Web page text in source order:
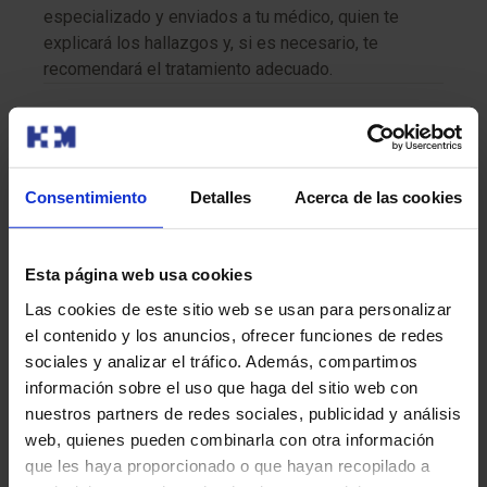
Consentimiento Detalles Acerca de las cookies
Esta página web usa cookies
Las cookies de este sitio web se usan para personalizar
el contenido y los anuncios, ofrecer funciones de redes
sociales y analizar el tráfico. Además, compartimos
información sobre el uso que haga del sitio web con
nuestros partners de redes sociales, publicidad y análisis
web, quienes pueden combinarla con otra información
que les haya proporcionado o que hayan recopilado a
especializado y enviados a tu médico, quien te
explicará los hallazgos y, si es necesario, te
recomendará el tratamiento adecuado.
Recomendaciones para la prueba
Si tienes diabetes, es importante que informes a tu
del examen. Durante el procedimiento, debes
imágenes sean precisas. Además, sigue todas las
indicaciones que te dé tu médico antes, durante y
después del procedimiento.
¿Tiene algún riesgo?